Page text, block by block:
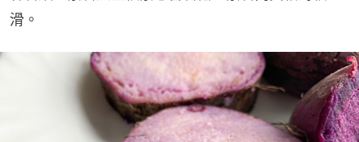
滑。